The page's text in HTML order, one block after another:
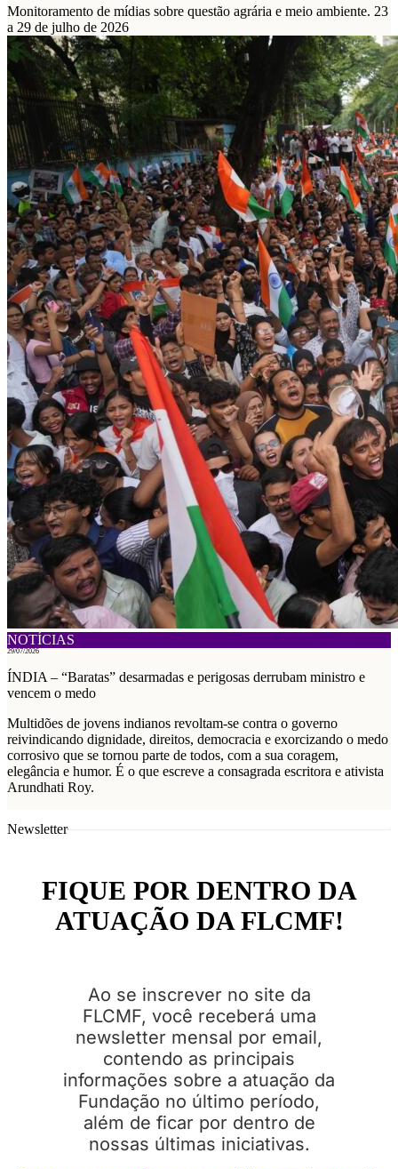
Monitoramento de mídias sobre questão agrária e meio ambiente. 23
a 29 de julho de 2026
NOTÍCIAS
29/07/2026
ÍNDIA – “Baratas” desarmadas e perigosas derrubam ministro e
vencem o medo
Multidões de jovens indianos revoltam-se contra o governo
reivindicando dignidade, direitos, democracia e exorcizando o medo
corrosivo que se tornou parte de todos, com a sua coragem,
elegância e humor. É o que escreve a consagrada escritora e ativista
Arundhati Roy.
Newsletter
FIQUE POR DENTRO DA
ATUAÇÃO DA FLCMF!
Ao se inscrever no site da
FLCMF, você receberá uma
newsletter mensal por email,
contendo as principais
informações sobre a atuação da
Fundação no último período,
além de ficar por dentro de
nossas últimas iniciativas.